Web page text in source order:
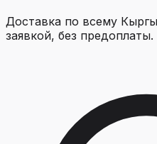
Доставка по всему
заявкой, без предоплаты.